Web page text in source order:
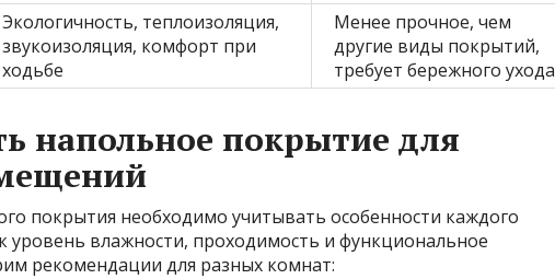
Экологичность, теплоизоляция,
звукоизоляция, комфорт при
ходьбе
Менее прочное, чем
другие виды покрытий,
требует бережного ухода
напольное покрытие для
покрытия необходимо учитывать особенности каждого
уровень влажности, проходимость и функциональное
рекомендации для разных комнат: